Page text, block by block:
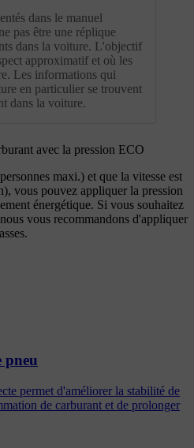
dans le manuel
pas être une réplique
dans la voiture. L'objectif
approximatif et où les
Les informations qui
en particulier se trouvent
dans la voiture.
avec la pression ECO
maxi.) et que la vitesse est
, vous pouvez appliquer la pression
énergétique. Si vous souhaitez
vous recommandons d'appliquer
pneu
permet d'améliorer la stabilité de
de carburant et de prolonger